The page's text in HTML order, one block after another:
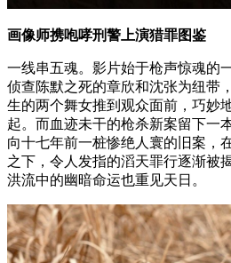
画像师携咆哮刑警上演猎罪图鉴
一线串五魂。影片始于枪声惊魂的
侦查陈默之死的章欣和沈张为纽带
生的两个舞女推到观众面前，巧妙
起。而血迹未干的枪杀新案留下一
向十七年前一桩惨绝人寰的旧案，
之下，令人发指的滔天罪行逐渐被
洪流中的幽暗命运也重见天日。